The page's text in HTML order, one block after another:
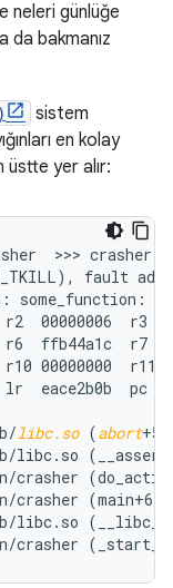
neleri günlüğe
da bakmanız
sistem
en kolay
üstte yer alır:
>>> crasher
some_function:
00000006  r3
ffb44a1c  r7
00000000  r11
eace2b0b  pc
libc.so (abort
libc.so
crasher
crasher (main+68)
libc.so